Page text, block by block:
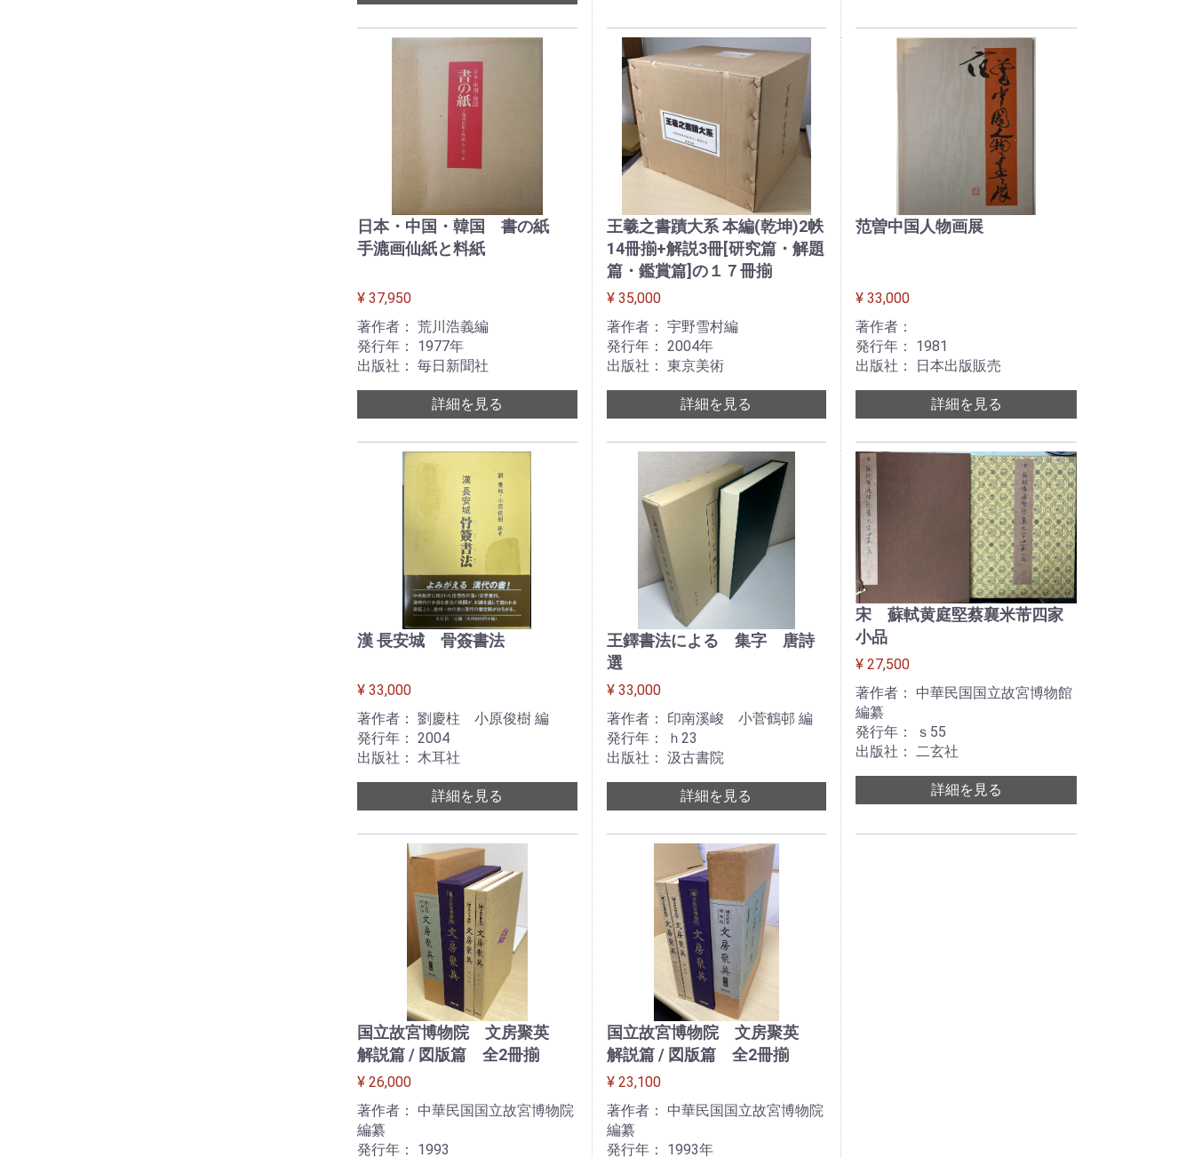
日本・中国・韓国 書の紙
手漉画仙紙と料紙
¥ 37,950
著作者： 荒川浩義編
発行年： 1977年
出版社： 毎日新聞社
詳細を見る
王羲之書蹟大系 本編(乾坤)2帙
14冊揃+解説3冊[研究篇・解題
篇・鑑賞篇]の１７冊揃
¥ 35,000
著作者： 宇野雪村編
発行年： 2004年
出版社： 東京美術
詳細を見る
范曽中国人物画展
¥ 33,000
著作者：
発行年： 1981
出版社： 日本出版販売
詳細を見る
漢 長安城 骨簽書法
¥ 33,000
著作者： 劉慶柱 小原俊樹 編
発行年： 2004
出版社： 木耳社
詳細を見る
王鐸書法による 集字 唐詩
選
¥ 33,000
著作者： 印南溪峻 小菅鶴邨 編
発行年： ｈ23
出版社： 汲古書院
詳細を見る
宋 蘇軾黄庭堅蔡襄米芾四家
小品
¥ 27,500
著作者： 中華民国国立故宮博物館
編纂
発行年： ｓ55
出版社： 二玄社
詳細を見る
国立故宮博物院 文房聚英
解説篇 / 図版篇 全2冊揃
¥ 26,000
著作者： 中華民国国立故宮博物院
編纂
発行年： 1993
国立故宮博物院 文房聚英
解説篇 / 図版篇 全2冊揃
¥ 23,100
著作者： 中華民国国立故宮博物院
編纂
発行年： 1993年